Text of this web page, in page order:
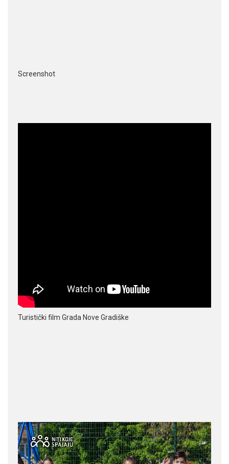
Screenshot
Turistički film Grada Nove Gradiške